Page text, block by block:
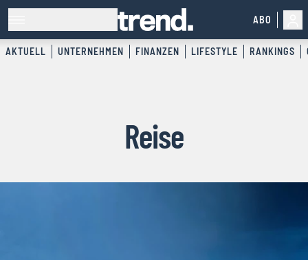
ABO
AKTUELL UNTERNEHMEN FINANZEN LIFESTYLE RANKINGS
Reise